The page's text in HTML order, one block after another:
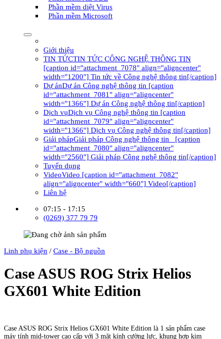
Phần mềm diệt Virus
Phần mềm Microsoft
Giới thiệu
TIN TỨCTIN TỨC CÔNG NGHỆ THÔNG TIN
[caption id="attachment_7078" align="aligncenter"
width="1200"] Tin tức về Công nghệ thông tin[/caption]
Dự ánDự án Công nghệ thông tin [caption
id="attachment_7081" align="aligncenter"
width="1366"] Dự án Công nghệ thông tin[/caption]
Dịch vụDịch vụ Công nghệ thông tin [caption
id="attachment_7079" align="aligncenter"
width="1366"] Dịch vụ Công nghệ thông tin[/caption]
Giải phápGiải pháp Công nghệ thông tin [caption
id="attachment_7080" align="aligncenter"
width="2560"] Giải pháp Công nghệ thông tin[/caption]
Tuyển dụng
VideoVideo [caption id="attachment_7082"
align="aligncenter" width="660"] Video[/caption]
Liên hệ
07:15 - 17:15
(0269) 377 79 79
Linh phụ kiện / Case - Bộ nguồn
Case ASUS ROG Strix Helios
GX601 White Edition
Case ASUS ROG Strix Helios GX601 White Edition là 1 sản phẩm case
máy tính mid-tower cao cấp với 3 mặt kính cường lực, khung hợp kim